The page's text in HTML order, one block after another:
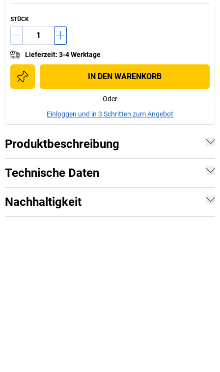
STÜCK
Lieferzeit: 3-4 Werktage
IN DEN WARENKORB
Oder
Einloggen und in 3 Schritten zum Angebot
Produktbeschreibung
Technische Daten
Nachhaltigkeit